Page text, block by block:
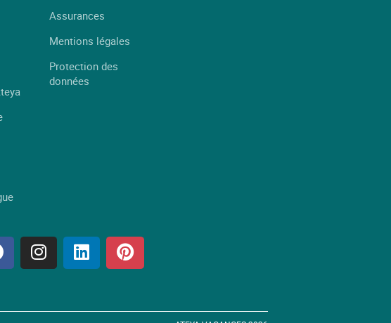
Assurances
Mentions légales
Protection des
données